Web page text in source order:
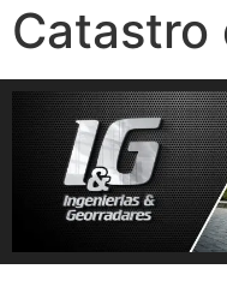
Catastro